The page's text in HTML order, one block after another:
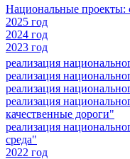
Национальные проекты:
2025 год
2024 год
2023 год
реализация
реализация
реализация
реализация
качественные дороги"
реализация
среда"
2022 год